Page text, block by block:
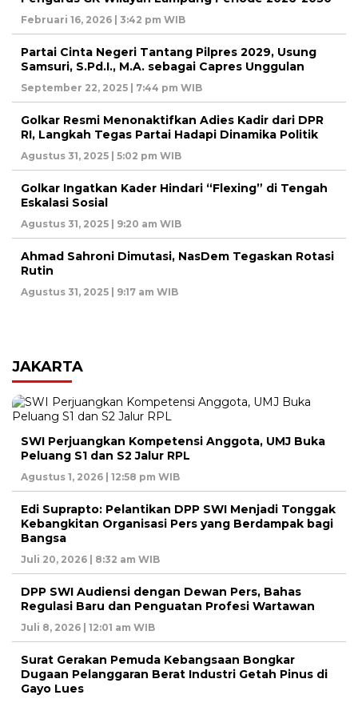
Februari 16, 2026 | 3:42 pm WIB
Partai Cinta Negeri Tantang Pilpres 2029, Usung
Samsuri, S.Pd.I., M.A. sebagai Capres Unggulan
September 22, 2025 | 7:44 pm WIB
Golkar Resmi Menonaktifkan Adies Kadir dari DPR
RI, Langkah Tegas Partai Hadapi Dinamika Politik
Agustus 31, 2025 | 5:02 pm WIB
Golkar Ingatkan Kader Hindari “Flexing” di Tengah
Eskalasi Sosial
Agustus 31, 2025 | 9:20 am WIB
Ahmad Sahroni Dimutasi, NasDem Tegaskan Rotasi
Rutin
Agustus 31, 2025 | 9:17 am WIB
JAKARTA
SWI Perjuangkan Kompetensi Anggota, UMJ Buka
Peluang S1 dan S2 Jalur RPL
Agustus 1, 2026 | 12:58 pm WIB
Edi Suprapto: Pelantikan DPP SWI Menjadi Tonggak
Kebangkitan Organisasi Pers yang Berdampak bagi
Bangsa
Juli 20, 2026 | 8:32 am WIB
DPP SWI Audiensi dengan Dewan Pers, Bahas
Regulasi Baru dan Penguatan Profesi Wartawan
Juli 8, 2026 | 12:01 am WIB
Surat Gerakan Pemuda Kebangsaan Bongkar
Dugaan Pelanggaran Berat Industri Getah Pinus di
Gayo Lues